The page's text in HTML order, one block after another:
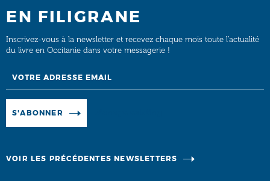
EN FILIGRANE
Inscrivez-vous à la newsletter et recevez chaque mois toute l’actualité
du livre en Occitanie dans votre messagerie !
S'ABONNER
VOIR LES PRÉCÉDENTES NEWSLETTERS